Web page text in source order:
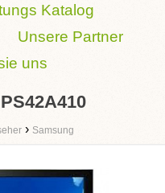
Katalog
Unsere Partner
uns
› Samsung